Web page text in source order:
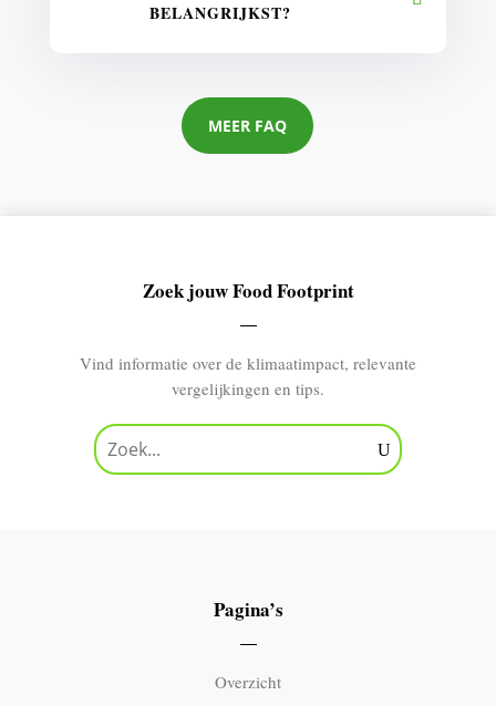
BELANGRIJKST?
MEER FAQ
Zoek jouw Food Footprint
Vind informatie over de klimaatimpact, relevante
vergelijkingen en tips.
Pagina’s
Overzicht